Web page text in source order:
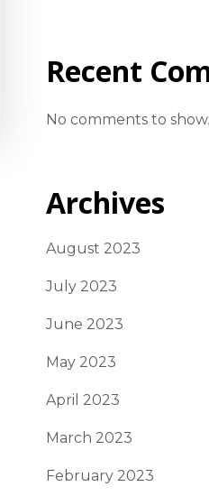
Recent
No comments to show.
Archives
August 2023
July 2023
June 2023
May 2023
April 2023
March 2023
February 2023